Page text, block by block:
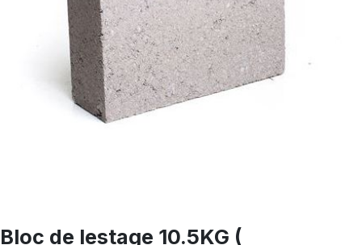
Bloc de lestage 10.5KG (